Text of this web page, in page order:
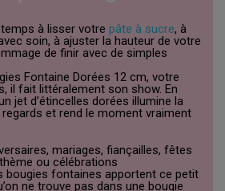
à lisser votre pâte à sucre, à
soin, à ajuster la hauteur de votre
de finir avec de simples
Fontaine Dorées 12 cm, votre
il fait littéralement son show. En
jet d’étincelles dorées illumine la
et rend le moment vraiment
mariages, fiançailles, fêtes
ou célébrations
bougies fontaines apportent ce petit
ne trouve pas dans une bougie